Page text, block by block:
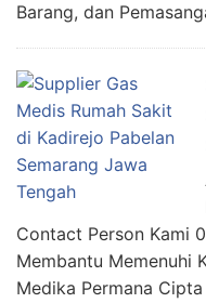
Barang, dan
Contact Person Kami
Membantu Memenuhi
Medika Permana